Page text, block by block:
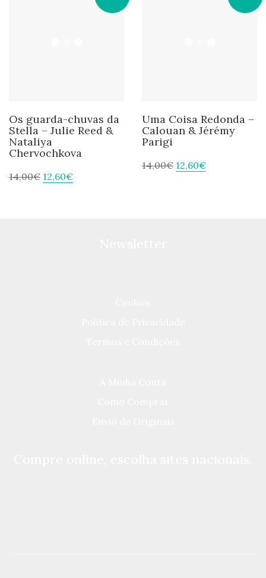
Os guarda-chuvas da
Stella – Julie Reed &
Nataliya
Chervochkova
14,00€ 12,60€
Uma Coisa Redonda –
Calouan & Jérémy
Parigi
14,00€ 12,60€